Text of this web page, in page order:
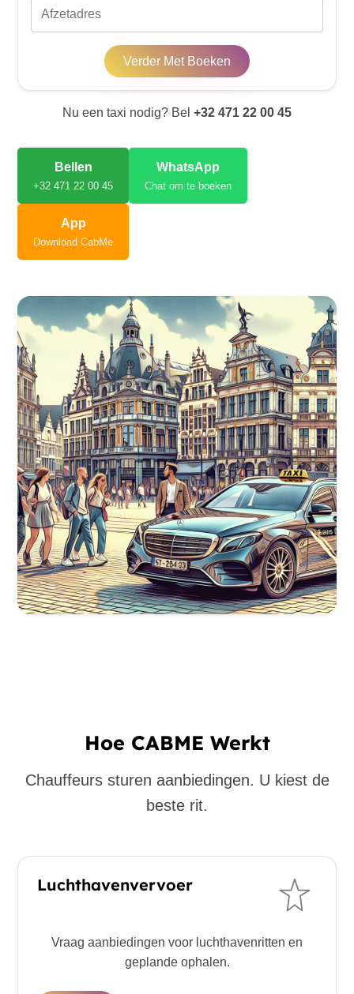
Verder Met Boeken
Nu een taxi nodig? Bel +32 471 22 00 45
Bellen
+32 471 22 00 45
WhatsApp
Chat om te boeken
App
Download CabMe
Hoe CABME Werkt
Chauffeurs sturen aanbiedingen. U kiest de
beste rit.
Luchthavenvervoer
Vraag aanbiedingen voor luchthavenritten en
geplande ophalen.